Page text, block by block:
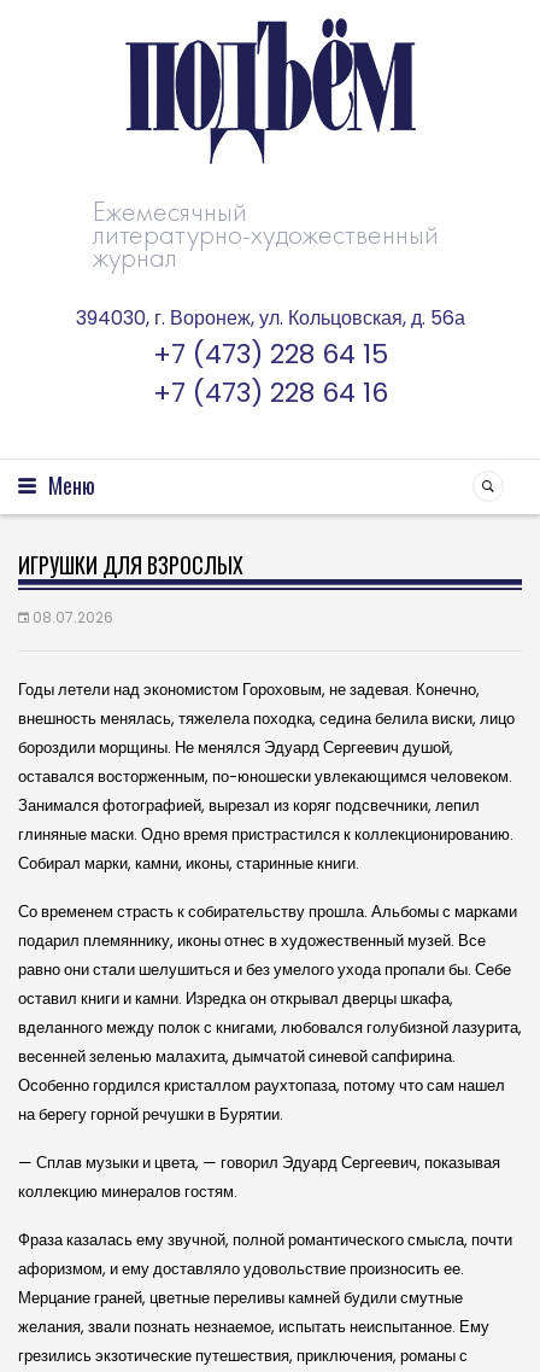
Ежемесячный
литературно-художественный
журнал
394030, г. Воронеж, ул. Кольцовская, д. 56а
+7 (473) 228 64 15
+7 (473) 228 64 16
Меню
ИГРУШКИ ДЛЯ ВЗРОСЛЫХ
08.07.2026
Годы летели над экономистом Гороховым, не задевая. Конечно,
внешность менялась, тяжелела походка, седина белила виски, лицо
бороздили морщины. Не менялся Эдуард Сергеевич душой,
оставался восторженным, по-юношески увлекающимся человеком.
Занимался фотографией, вырезал из коряг подсвечники, лепил
глиняные маски. Одно время пристрастился к коллекционированию.
Собирал марки, камни, иконы, старинные книги.
Со временем страсть к собирательству прошла. Альбомы с марками
подарил племяннику, иконы отнес в художественный музей. Все
равно они стали шелушиться и без умелого ухода пропали бы. Себе
оставил книги и камни. Изредка он открывал дверцы шкафа,
вделанного между полок с книгами, любовался голубизной лазурита,
весенней зеленью малахита, дымчатой синевой сапфирина.
Особенно гордился кристаллом раухтопаза, потому что сам нашел
на берегу горной речушки в Бурятии.
— Сплав музыки и цвета, — говорил Эдуард Сергеевич, показывая
коллекцию минералов гостям.
Фраза казалась ему звучной, полной романтического смысла, почти
афоризмом, и ему доставляло удовольствие произносить ее.
Мерцание граней, цветные переливы камней будили смутные
желания, звали познать незнаемое, испытать неиспытанное. Ему
грезились экзотические путешествия, приключения, романы с